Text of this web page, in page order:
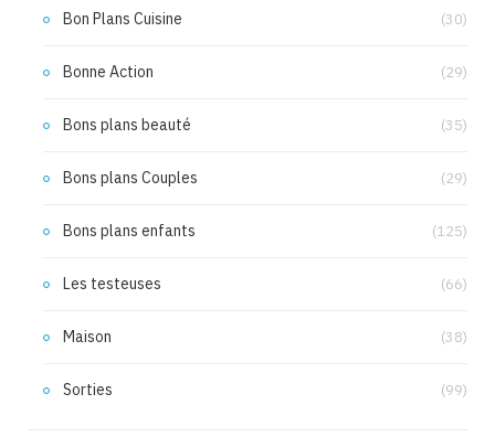
Bon Plans Cuisine (30)
Bonne Action (29)
Bons plans beauté (35)
Bons plans Couples (29)
Bons plans enfants (125)
Les testeuses (66)
Maison (38)
Sorties (99)